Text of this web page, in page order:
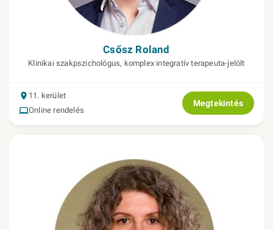
Csősz Roland
Klinikai szakpszichológus, komplex integratív terapeuta-jelölt
11. kerület
Online rendelés
Megtekintés